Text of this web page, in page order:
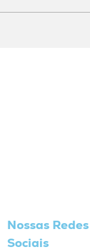
Nossas Redes
Sociais